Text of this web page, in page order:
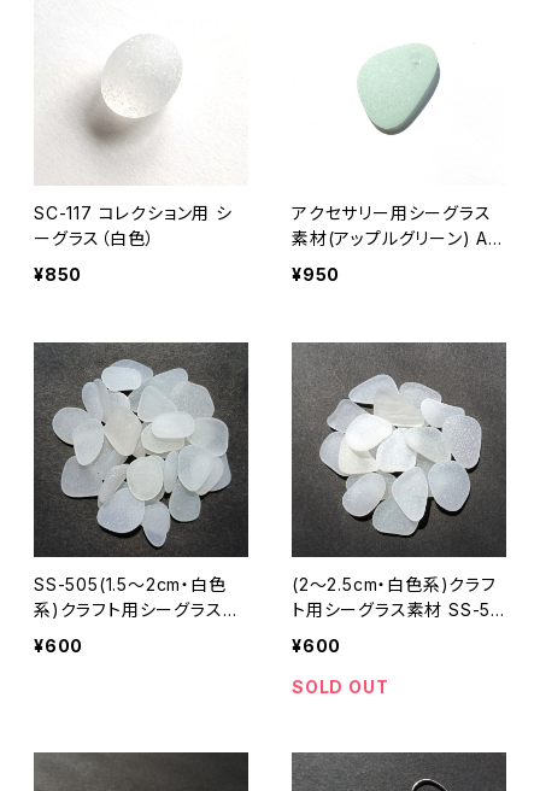
SC-117 コレクション用 シ
ーグラス（白色）
¥850
アクセサリー用シーグラス
素材(アップルグリーン) AS
-19
¥950
SS-505(1.5～2cm・白色
系)クラフト用シーグラス素
材
¥600
(2～2.5cm・白色系)クラフ
ト用シーグラス素材 SS-50
8
¥600
SOLD OUT